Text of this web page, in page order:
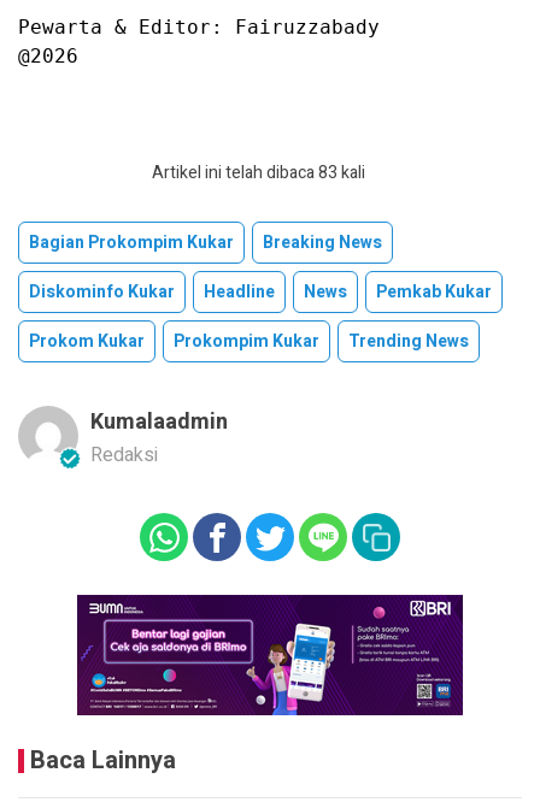
Pewarta & Editor: Fairuzzabady
@2026
Artikel ini telah dibaca 83 kali
Bagian Prokompim Kukar
Breaking News
Diskominfo Kukar
Headline News
Pemkab Kukar
Prokom Kukar
Prokompim Kukar Trending News
Kumalaadmin
Redaksi
Baca Lainnya